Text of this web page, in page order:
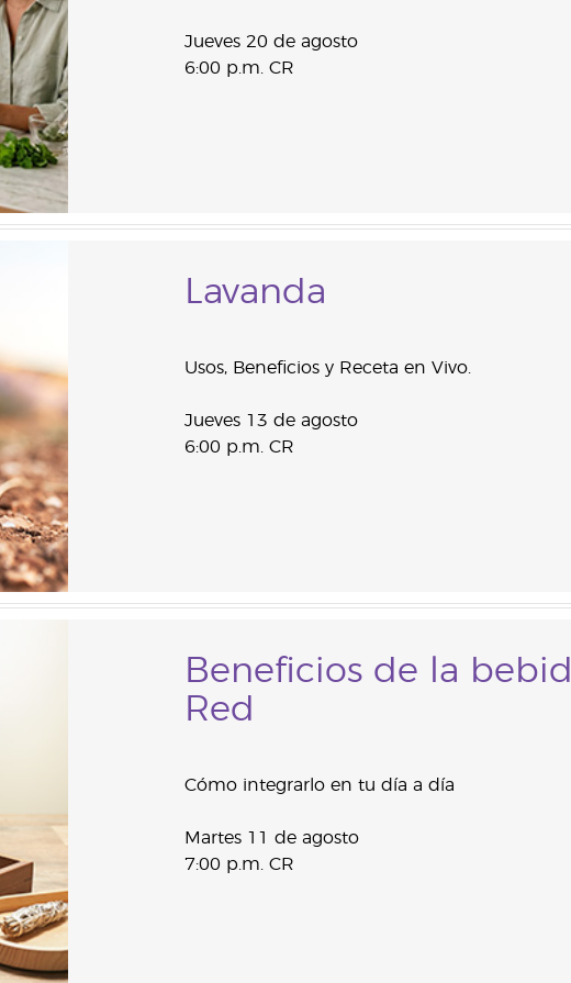
Jueves 20 de agosto
6:00 p.m. CR
Lavanda
Usos, Beneficios y Receta en Vivo.
Jueves 13 de agosto
6:00 p.m. CR
Beneficios de la
Red
Cómo integrarlo en tu día a día
Martes 11 de agosto
7:00 p.m. CR